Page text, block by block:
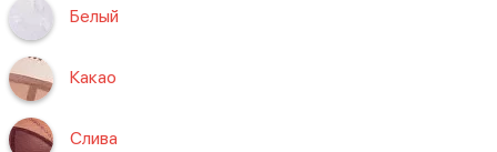
Белый
Какао
Слива